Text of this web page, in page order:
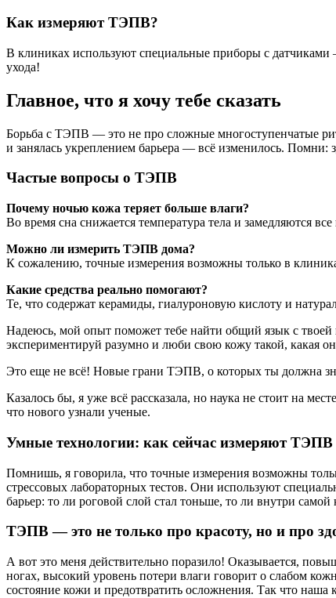
Как измеряют ТЭПВ?
В клиниках используют специальные приборы с датчиками
ухода!
Главное, что я хочу тебе сказать
Борьба с ТЭПВ — это не про сложные многоступенчатые
и занялась укреплением барьера — всё изменилось. Помни:
Частые вопросы о ТЭПВ
Почему ночью кожа теряет больше влаги?
Во время сна снижается температура тела и замедляются
Можно ли измерить ТЭПВ дома?
К сожалению, точные измерения возможны только в
Какие средства реально помогают?
Те, что содержат керамиды, гиалуроновую кислоту и
Надеюсь, мой опыт поможет тебе найти общий язык с
экспериментируй разумно и люби свою кожу такой, какая
Это еще не всё! Новые грани ТЭПВ, о которых ты должна
Казалось бы, я уже всё рассказала, но наука не стоит на
что нового узнали ученые.
Умные технологии: как сейчас измеряют ТЭПВ
Помнишь, я говорила, что точные измерения возможны
стрессовых лабораторных тестов. Они используют
барьер: то ли роговой слой стал тоньше, то ли внутри
ТЭПВ — это не только про красоту, но и про
А вот это меня действительно поразило! Оказывается,
ногах, высокий уровень потери влаги говорит о слабом
состояние кожи и предотвратить осложнения. Так что наша